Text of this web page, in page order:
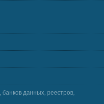
данных, реестров,